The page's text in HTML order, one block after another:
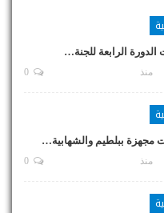
الرابعة للجنة…
منذ
منذ